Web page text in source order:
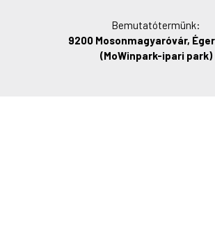
Bemutatótermünk:
9200 Mosonmagyaróvár,
(MoWinpark-ipari park)